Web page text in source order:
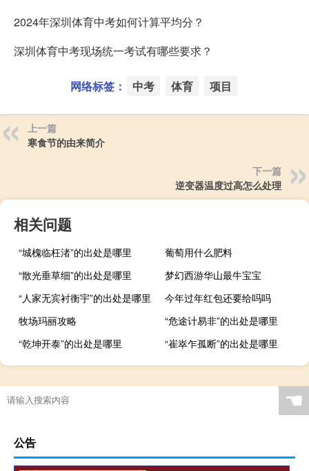
2024年深圳体育中考如何计算平均分？
深圳体育中考现场统一考试有哪些要求？
网络标签： 中考 体育 项目
上一篇
寒食节的由来简介
下一篇
逆变器温度过高怎么处理
相关问题
“城槐临枉渚”的出处是哪里
葡萄用什么肥料
“散光垂草细”的出处是哪里
梦幻西游华山最牛宝宝
“人家无宾衬衡宇”的出处是哪里
今年过年红包还要给吗吗
牧场玛丽攻略
“危途计易非”的出处是哪里
“乾坤开泰”的出处是哪里
“崔崒乍孤断”的出处是哪里
☚
公告